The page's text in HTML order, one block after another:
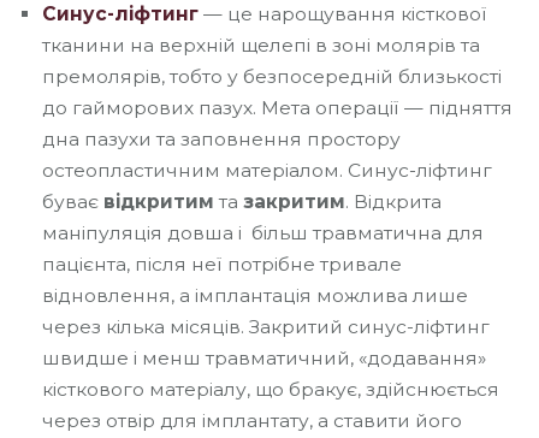
Синус-ліфтинг — це нарощування кісткової
тканини на верхній щелепі в зоні молярів та
премолярів, тобто у безпосередній близькості
до гайморових пазух. Мета операції — підняття
дна пазухи та заповнення простору
остеопластичним матеріалом. Синус-ліфтинг
буває відкритим та закритим. Відкрита
маніпуляція довша і більш травматична для
пацієнта, після неї потрібне тривале
відновлення, а імплантація можлива лише
через кілька місяців. Закритий синус-ліфтинг
швидше і менш травматичний, «додавання»
кісткового матеріалу, що бракує, здійснюється
через отвір для імплантату, а ставити його